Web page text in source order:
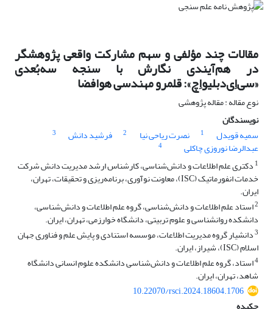
مقالات چند مؤلفی و سهم مشارکت واقعی پژوهشگر
در هم‌آیندی نگارش با سنجه سه‌بُعدی
«سی‌اِی‌دبلیو‌اِچ»: قلمرو مهندسی هوافضا
نوع مقاله : مقاله پژوهشی
نویسندگان
سمیه قویدل
1 نصرت ریاحی نیا 2 فرشید دانش 3
عبدالرضا نوروزی چاکلی
4
1 دکتری علم اطلاعات و دانش‌شناسی، کارشناس ارشد مدیریت دانش شرکت
خدمات انفورماتیک (ISC)، معاونت نوآوری، برنامه‌ریزی و تحقیقات، تهران،
ایران.
2استاد علم اطلاعات و دانش‌شناسی، گروه علم اطلاعات و دانش‌شناسی،
دانشکده روانشناسی و علوم تربیتی، دانشگاه خوارزمی، تهران، ایران.
3دانشیار گروه مدیریت اطلاعات، موسسه استنادی و پایش علم و فناوری جهان
اسلام (ISC)، شیراز، ایران.
4استاد، گروه علم اطلاعات و دانش‌شناسی دانشکده علوم انسانی دانشگاه
شاهد، تهران، ایران.
10.22070/rsci.2024.18604.1706